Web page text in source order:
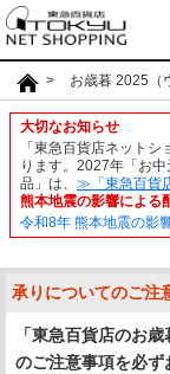
お歳暮 2025（
大切なお知らせ
「東急百貨店ネット
ります。2027年「お
品」は、 ≫「東急百貨
熊本地震の影響による
令和8年 熊本地震の影
承りについてのご注
「東急百貨店のお
のご注意事項を必ず